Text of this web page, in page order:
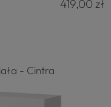
419,00 zł
- Cintra